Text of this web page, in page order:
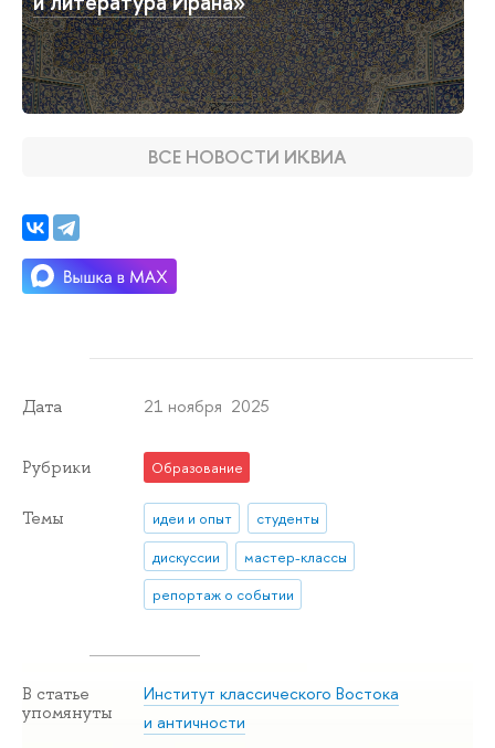
ВСЕ НОВОСТИ ИКВИА
Дата 21 ноября 2025
Рубрики Образование
Темы идеи и опыт
студенты
дискуссии
мастер-классы
репортаж о событии
В статье
упомянуты
Институт классического Востока
и античности